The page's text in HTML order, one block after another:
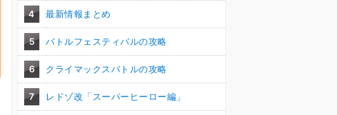
4 最新情報まとめ
5 バトルフェスティバルの攻略
6 クライマックスバトルの攻略
7 レドゾ改「スーパーヒーロー編」